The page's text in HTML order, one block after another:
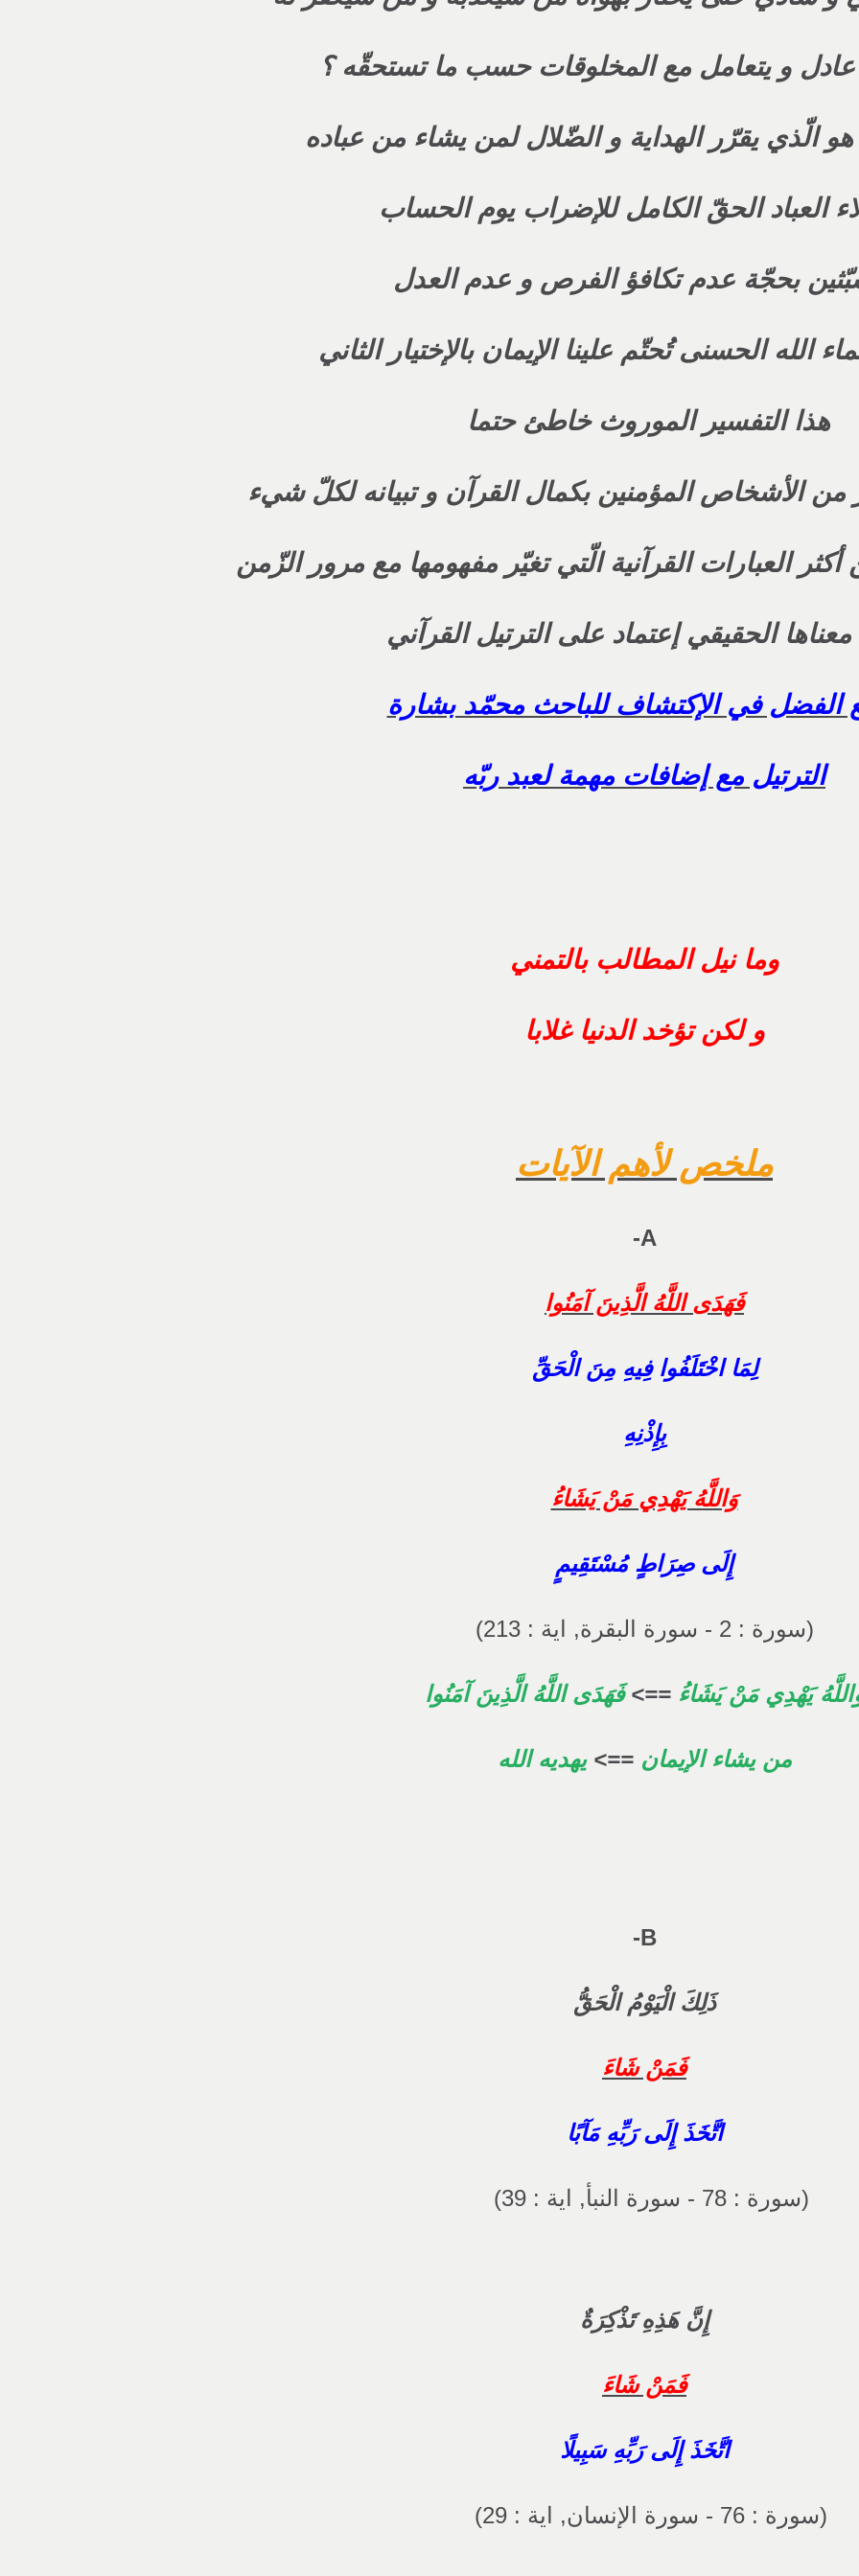
عادل و يتعامل مع المخلوقات حسب ما تستحقّه ؟
هو الّذي يقرّر الهداية و الضّلال لمن يشاء من عباده
العباد الحقّ الكامل للإضراب يوم الحساب
بحجّة عدم تكافؤ الفرص و عدم العدل
الله الحسنى تُحتّم علينا الإيمان بالإختيار الثاني
هذا التفسير الموروث خاطئ حتما
من الأشخاص المؤمنين بكمال القرآن و تبيانه لكلّ شيء
العبارات القرآنية الّتي تغيّر مفهومها مع مرور الزّمن
الحقيقي إعتماد على الترتيل القرآني
الفضل في الإكتشاف للباحث محمّد بشارة
الترتيل مع إضافات مهمة لعبد ربّه
وما نيل المطالب بالتمني
و لكن تؤخد الدنيا غلابا
ملخص لأهم الآيات
A-
فَهَدَى اللَّهُ الَّذِينَ آمَنُوا
لِمَا اخْتَلَفُوا فِيهِ مِنَ الْحَقِّ
بِإِذْنِهِ
وَاللَّهُ يَهْدِي مَنْ يَشَاءُ
إِلَى صِرَاطٍ مُسْتَقِيمٍ
(سورة : 2 - سورة البقرة, اية : 213)
يَهْدِي مَنْ يَشَاءُ ==> فَهَدَى اللَّهُ الَّذِينَ آمَنُوا
من يشاء الإيمان==> يهديه الله
B-
ذَلِكَ الْيَوْمُ الْحَقُّ
فَمَنْ شَاءَ
اتَّخَذَ إِلَى رَبِّهِ مَآبًا
(سورة : 78 - سورة النبأ, اية : 39)
إِنَّ هَذِهِ تَذْكِرَةٌ
فَمَنْ شَاءَ
اتَّخَذَ إِلَى رَبِّهِ سَبِيلًا
(سورة : 76 - سورة الإنسان, اية : 29)